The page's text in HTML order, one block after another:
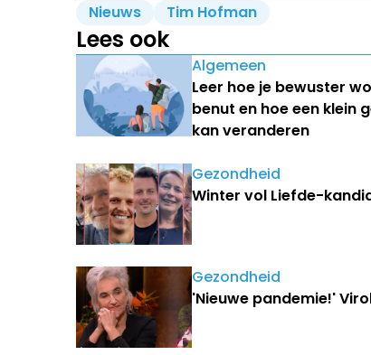
Nieuws Tim Hofman
Lees ook
Algemeen
Leer hoe je bewuster
benut en hoe een klein
kan veranderen
Gezondheid
Winter vol Liefde-
Gezondheid
'Nieuwe pandemie!'